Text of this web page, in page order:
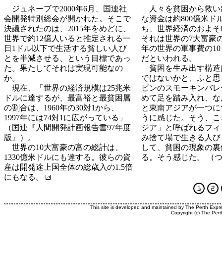
ジュネーブで2000年6月、国連社
会開発特別総会が開かれた。そこで
決議されたのは、2015年をめどに、
世界で約12億人いると推定される一
日1ドル以下で生活する貧しい人び
とを半減させる、という目標であっ
た。果たしてそれは実現可能なの
か。
現在、「世界の経済規模は25兆米
ドルに達するが、最富裕と最貧困層
の割合は、1960年の30対1から、
1997年には74対1に広がっている」
（国連『人間開発計画報告書97年度
版』）。
世界の10大富豪の富の総計は、
1330億米ドルにも達する。彼らの資
産は開発途上国全体の総歳入の1.5倍
にもなる。
人々を貧困から救
な資金は約800億米ド
ち、世界経済のおよ
それは世界の7大富豪
年の世界の軍事費の
だといわれる。
貧困を生み出す構造
ではないかと、ふと
ピンのスモーキンバ
めて足を踏み入れ、
と東南アジアが一つ
うに感じた。そう、
ジア」と呼ばれるフ
み捨て場で生きる人
して、貧困の現象の
る。そう感じた。 （
This site is developed and maintained by The Perth
Copyright (c) The